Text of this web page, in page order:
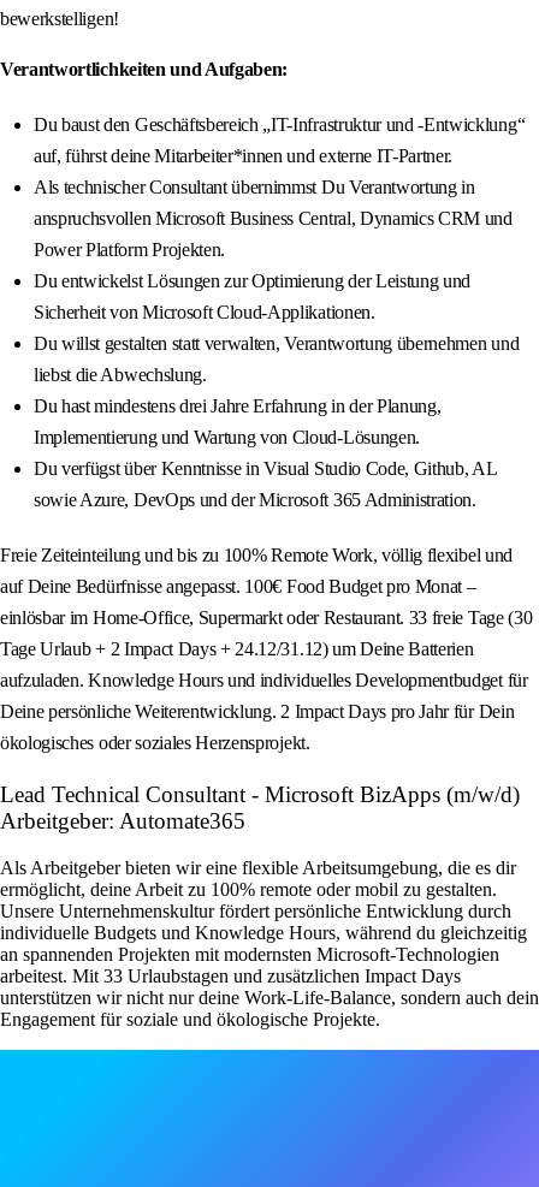
bewerkstelligen!
Verantwortlichkeiten und Aufgaben:
Du baust den Geschäftsbereich „IT-Infrastruktur und -Entwicklung“
auf, führst deine Mitarbeiter*innen und externe IT-Partner.
Als technischer Consultant übernimmst Du Verantwortung in
anspruchsvollen Microsoft Business Central, Dynamics CRM und
Power Platform Projekten.
Du entwickelst Lösungen zur Optimierung der Leistung und
Sicherheit von Microsoft Cloud-Applikationen.
Du willst gestalten statt verwalten, Verantwortung übernehmen und
liebst die Abwechslung.
Du hast mindestens drei Jahre Erfahrung in der Planung,
Implementierung und Wartung von Cloud-Lösungen.
Du verfügst über Kenntnisse in Visual Studio Code, Github, AL
sowie Azure, DevOps und der Microsoft 365 Administration.
Freie Zeiteinteilung und bis zu 100% Remote Work, völlig flexibel und
auf Deine Bedürfnisse angepasst. 100€ Food Budget pro Monat –
einlösbar im Home-Office, Supermarkt oder Restaurant. 33 freie Tage (30
Tage Urlaub + 2 Impact Days + 24.12/31.12) um Deine Batterien
aufzuladen. Knowledge Hours und individuelles Developmentbudget für
Deine persönliche Weiterentwicklung. 2 Impact Days pro Jahr für Dein
ökologisches oder soziales Herzensprojekt.
Lead Technical Consultant - Microsoft BizApps (m/w/d)
Arbeitgeber: Automate365
Als Arbeitgeber bieten wir eine flexible Arbeitsumgebung, die es dir
ermöglicht, deine Arbeit zu 100% remote oder mobil zu gestalten.
Unsere Unternehmenskultur fördert persönliche Entwicklung durch
individuelle Budgets und Knowledge Hours, während du gleichzeitig
an spannenden Projekten mit modernsten Microsoft-Technologien
arbeitest. Mit 33 Urlaubstagen und zusätzlichen Impact Days
unterstützen wir nicht nur deine Work-Life-Balance, sondern auch dein
Engagement für soziale und ökologische Projekte.